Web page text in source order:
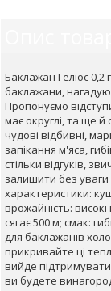
Баклажан Геліос 0,2
баклажани,
Пропонуємо
має округлі, та ще
чудові відбивні,
запікання м'яса,
стільки відгуків,
залишити без уваги
характеристики:
врожайність: високі
сягає 500 м; смак:
для баклажанів
прикривайте ці
вийде
ви будете